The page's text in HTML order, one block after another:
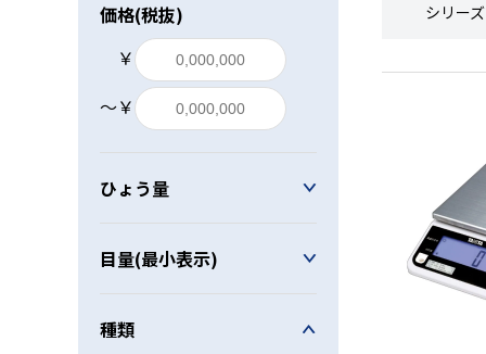
価格(税抜)
￥
〜￥
ひょう量
目量(最小表示)
種類
シリー